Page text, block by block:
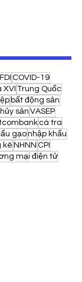
FDI COVID-19
Trung Quốc
bất động sản
sản VASEP
cá tra
gạonhập khẩu
kê NHNN CPI
mại điện tử